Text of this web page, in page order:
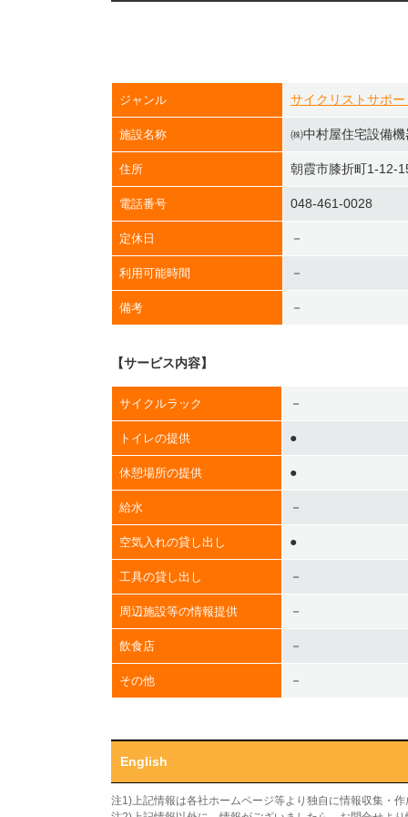
ジャンル サイクリストサポ
施設名称 ㈱中村屋住宅設備機
住所 朝霞市膝折町1-12-
電話番号 048-461-0028
定休日 －
利用可能時間 －
備考 －
【サービス内容】
サイクルラック －
トイレの提供 ●
休憩場所の提供 ●
給水 －
空気入れの貸し出し ●
工具の貸し出し －
周辺施設等の情報提供 －
飲食店 －
その他 －
English
注1)上記情報は各社ホームページ等より独自に情報収集・